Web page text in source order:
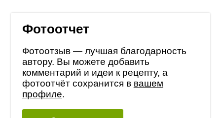
Фотоотчет
Фотоотзыв — лучшая благодарность
автору. Вы можете добавить
комментарий и идеи к рецепту, а
фотоотчёт сохранится в вашем
профиле.